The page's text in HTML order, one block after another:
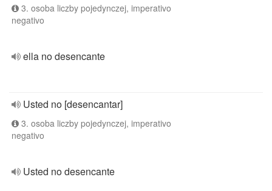
3. osoba liczby pojedynczej, imperativo
negativo
ella no desencante
Usted no [desencantar]
3. osoba liczby pojedynczej, imperativo
negativo
Usted no desencante